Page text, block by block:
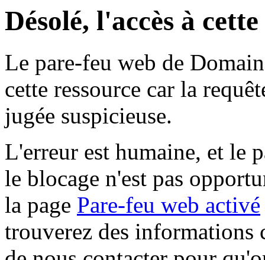
Désolé, l'accès à
Le pare-feu web de
cette ressource car la
jugée suspicieuse.
L'erreur est humaine, et le
le blocage n'est pas
la page Pare-feu web activé
trouverez des informations